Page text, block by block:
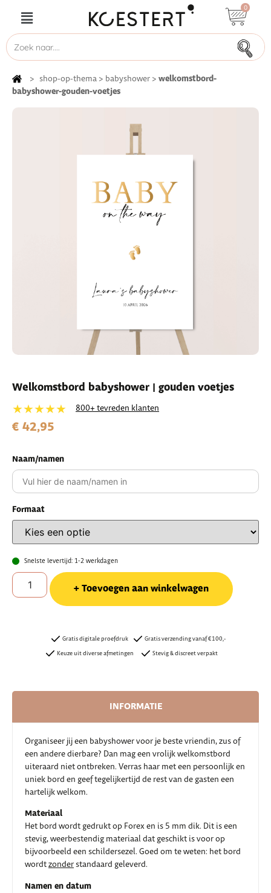
0
> shop-op-thema > babyshower > welkomstbord-
babyshower-gouden-voetjes
Welkomstbord babyshower | gouden voetjes
★★★★★ 800+ tevreden klanten
€ 42,95
Naam/namen
Formaat
Snelste levertijd: 1-2 werkdagen
Toevoegen aan winkelwagen
Gratis digitale proefdruk
Keuze uit diverse afmetingen
Gratis verzending vanaf €100,-
Stevig & discreet verpakt
INFORMATIE
Organiseer jij een babyshower voor je beste vriendin, zus of
een andere dierbare? Dan mag een vrolijk welkomstbord
uiteraard niet ontbreken. Verras haar met een persoonlijk en
uniek bord en geef tegelijkertijd de rest van de gasten een
hartelijk welkom.
Materiaal
Het bord wordt gedrukt op Forex en is 5 mm dik. Dit is een
stevig, weerbestendig materiaal dat geschikt is voor op
bijvoorbeeld een schildersezel. Goed om te weten: het bord
wordtzonderstandaard geleverd.
Namen en datum